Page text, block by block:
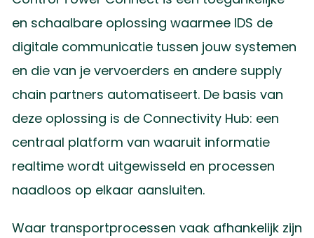
en schaalbare oplossing waarmee IDS de
digitale communicatie tussen jouw systemen
en die van je vervoerders en andere supply
chain partners automatiseert. De basis van
deze oplossing is de Connectivity Hub: een
centraal platform van waaruit informatie
realtime wordt uitgewisseld en processen
naadloos op elkaar aansluiten.
Waar transportprocessen vaak afhankelijk zijn